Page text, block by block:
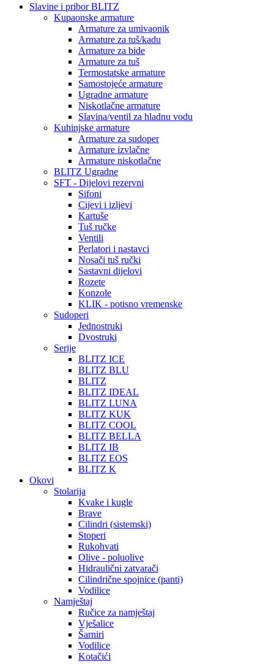
Slavine i pribor BLITZ
Kupaonske armature
Armature za umivaonik
Armature za tuš/kadu
Armature za bide
Armature za tuš
Termostatske armature
Samostojeće armature
Ugradne armature
Niskotlačne armature
Slavina/ventil za hladnu vodu
Kuhinjske armature
Armature za sudoper
Armature izvlačne
Armature niskotlačne
BLITZ Ugradne
SFT - Dijelovi rezervni
Sifoni
Cijevi i izljevi
Kartuše
Tuš ručke
Ventili
Perlatori i nastavci
Nosači tuš ručki
Sastavni dijelovi
Rozete
Konzole
KLIK - potisno vremenske
Sudoperi
Jednostruki
Dvostruki
Serije
BLITZ ICE
BLITZ BLU
BLITZ
BLITZ IDEAL
BLITZ LUNA
BLITZ KUK
BLITZ COOL
BLITZ BELLA
BLITZ IB
BLITZ EOS
BLITZ K
Okovi
Stolarija
Kvake i kugle
Brave
Cilindri (sistemski)
Stoperi
Rukohvati
Olive - poluolive
Hidraulični zatvarači
Cilindrične spojnice (panti)
Vodilice
Namještaj
Ručice za namještaj
Vješalice
Šarniri
Vodilice
Kotačići